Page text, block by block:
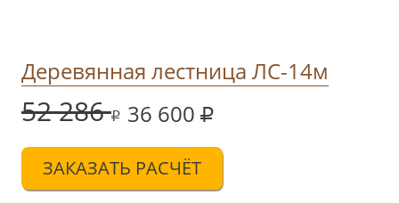
Деревянная лестница ЛС-14м
52 286 36 600
ЗАКАЗАТЬ РАСЧЁТ